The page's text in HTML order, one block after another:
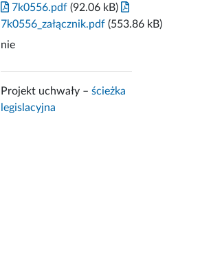
7k0556.pdf (92.06 kB)
7k0556_załącznik.pdf (553.86 kB)
nie
Projekt uchwały –ścieżka
legislacyjna